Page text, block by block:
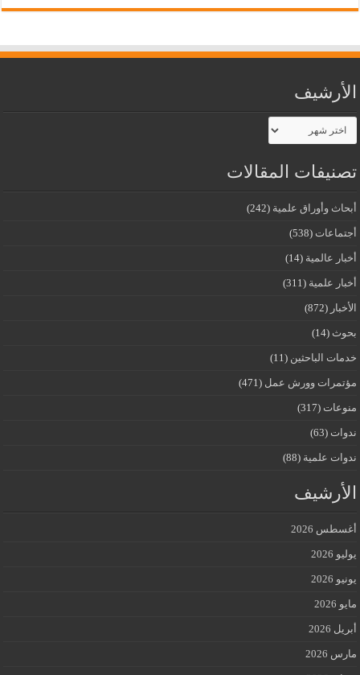
الأرشيف
الأرشيف
تصنيفات المقالات
أبحاث وأوراق علمية (242)
أجتماعات (538)
أخبار عالمية (14)
أخبار علمية (311)
الأخبار (872)
بحوث (14)
خدمات الباحثين (11)
مؤتمرات وورش عمل (471)
منوعات (317)
ندوات (63)
ندوات علمية (88)
الأرشيف
أغسطس 2026
يوليو 2026
يونيو 2026
مايو 2026
أبريل 2026
مارس 2026